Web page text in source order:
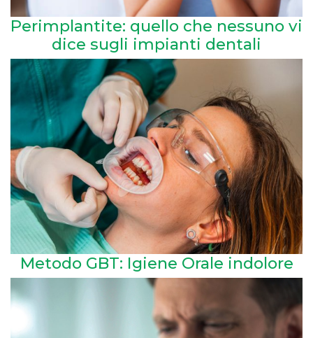
Perimplantite: quello che nessuno vi
dice sugli impianti dentali
Metodo GBT: Igiene Orale indolore